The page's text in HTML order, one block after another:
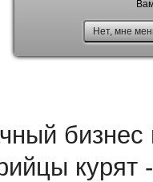
Нет, мне
бизнес
курят